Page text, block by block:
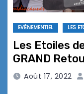
EVÉNEMENTIEL LES
Les Etoiles
GRAND
Août 17, 2022